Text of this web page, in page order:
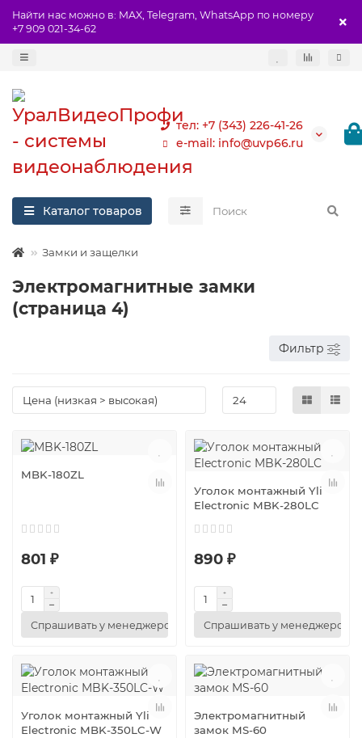
Найти нас можно в: MAX, Telegram, WhatsApp по номеру
+7 909 021-34-62
тел: +7 (343) 226-41-26
e-mail: info@uvp66.ru
Каталог товаров
Замки и защелки
Электромагнитные замки
(страница 4)
Фильтр
MBK-180ZL
801 ₽
Спрашивать у менеджеров
Уголок монтажный Yli
Electronic MBK-280LC
890 ₽
Спрашивать у менеджеров
Уголок монтажный Yli
Electronic MBK-350LC-W
Электромагнитный
замок MS-60